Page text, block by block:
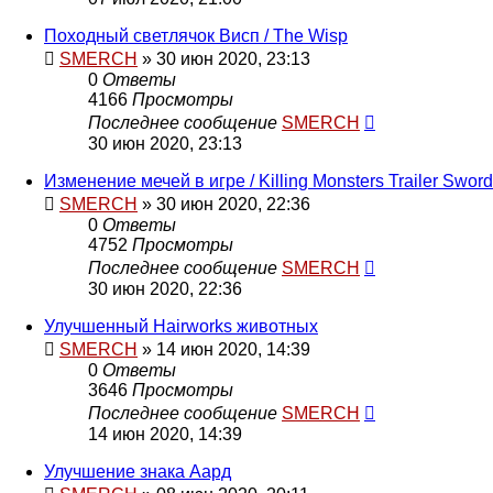
Походный светлячок Висп / The Wisp
SMERCH » 30 июн 2020, 23:13
0 Ответы
4166 Просмотры
Последнее сообщение SMERCH
30 июн 2020, 23:13
Изменение мечей в игре / Killing Monsters Trailer
SMERCH » 30 июн 2020, 22:36
0 Ответы
4752 Просмотры
Последнее сообщение SMERCH
30 июн 2020, 22:36
Улучшенный Hairworks животных
SMERCH » 14 июн 2020, 14:39
0 Ответы
3646 Просмотры
Последнее сообщение SMERCH
14 июн 2020, 14:39
Улучшение знака Аард